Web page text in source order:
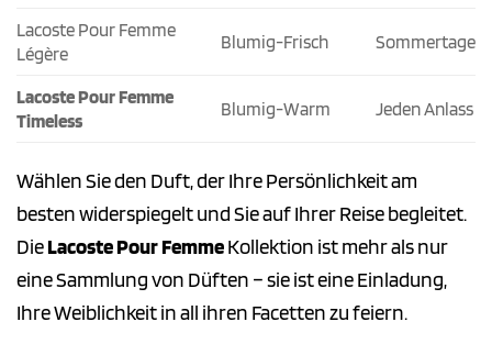
Lacoste Pour Femme
Légère
Blumig-Frisch Sommertage
Lacoste Pour Femme
Timeless
Blumig-Warm Jeden Anlass
Wählen Sie den Duft, der Ihre Persönlichkeit am
besten widerspiegelt und Sie auf Ihrer Reise begleitet.
DieLacoste Pour FemmeKollektion ist mehr als nur
eine Sammlung von Düften – sie ist eine Einladung,
Ihre Weiblichkeit in all ihren Facetten zu feiern.